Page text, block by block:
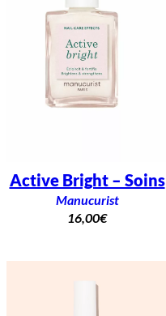
Active Bright – Soins
Manucurist
16,00€